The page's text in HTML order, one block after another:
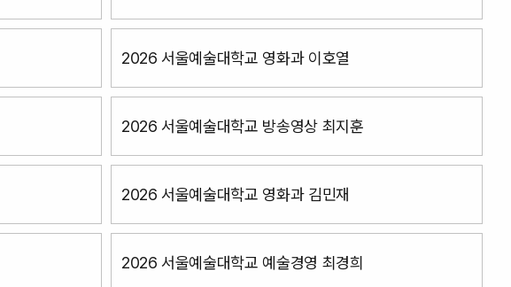
2026 서울예술대학교 영화과 이호열
2026 서울예술대학교 방송영상 최지훈
2026 서울예술대학교 영화과 김민재
2026 서울예술대학교 예술경영 최경희